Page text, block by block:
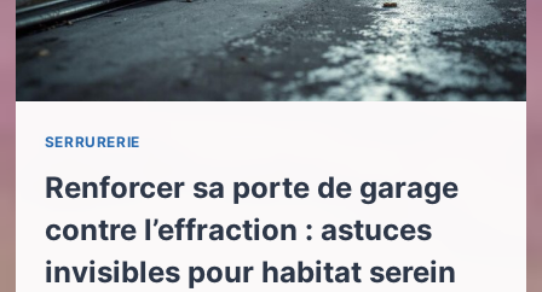
SERRURERIE
Renforcer sa porte de garage
contre l’effraction : astuces
invisibles pour habitat serein